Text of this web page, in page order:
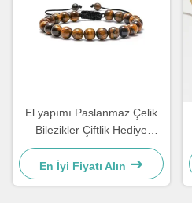
El yapımı Paslanmaz Çelik
Bilezikler Çiftlik Hediye
Erkekler Kaplan Gözleri Taş
Mermi Bilezik
En İyi Fiyatı Alın